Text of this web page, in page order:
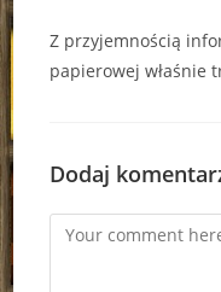
Z przyjemnością
papierowej właśnie
Dodaj
Comment